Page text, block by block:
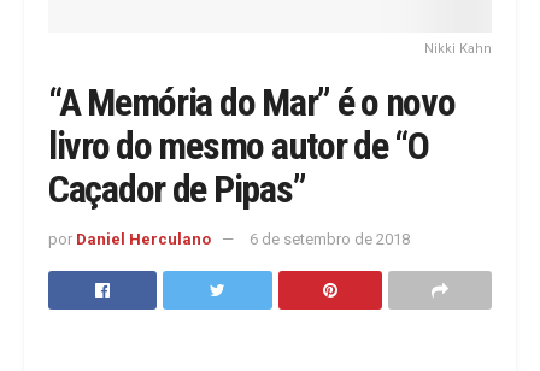
Nikki Kahn
“A Memória do Mar” é o novo
livro do mesmo autor de “O
Caçador de Pipas”
por Daniel Herculano 6 de setembro de 2018